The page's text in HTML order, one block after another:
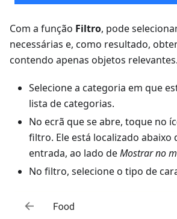
Com a função Filtro, pode
necessárias e, como resultado,
contendo apenas objetos
Selecione a categoria em que
lista de categorias.
No ecrã que se abre, toque no
filtro. Ele está localizado abaixo
entrada, ao lado deMostrar no
No filtro, selecione o tipo de